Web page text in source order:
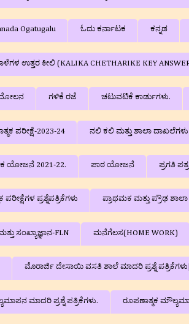
Ogatugalu ಓದು ಕರ್ನಾಟಕ ಕನ್ನಡ
ಉತ್ತರ ಕೀಲಿ (KALIKA CHETHARIKE KEY
ಗಳಿಕೆ ರಜೆ ಚಟುವಟಿಕೆ ಕಾರ್ಡುಗಳು.
ಪರೀಕ್ಷೆ-2023-24 ನಲಿ ಕಲಿ ಮತ್ತು ಶಾಲಾ ದಾಖಲೆಗಳು
ಯೋಜನೆ 2021-22. ಪಾಠ ಯೋಜನೆ ಪ್ರಗತಿ
ಪರೀಕ್ಷೆಗಳ ಪ್ರಶ್ನೆಪತ್ರಿಕೆಗಳು ಪ್ರಾಥಮಕ ಮತ್ತು ಪ್ರೌಢ ಶಾಲಾ
ಸಂಖ್ಯಾಜ್ಞಾನ-FLN ಮನೆಗೆಲಸ(HOME WORK)
ಮೊರಾರ್ಜಿ ದೇಸಾಯಿ ವಸತಿ ಶಾಲೆ ಮಾದರಿ ಪ್ರಶ್ನೆ
ಮಾದರಿ ಪ್ರಶ್ನೆ ಪತ್ರಿಕೆಗಳು. ರೂಪಣಾತ್ಮಕ